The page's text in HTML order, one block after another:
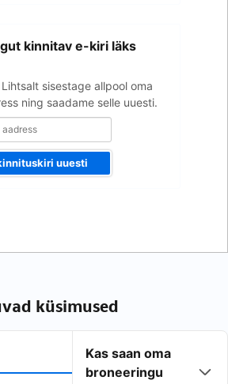
kinnitav e-kiri läks
sisestage allpool oma
ning saadame selle uuesti.
uuesti
küsimused
Kas saan oma
broneeringu